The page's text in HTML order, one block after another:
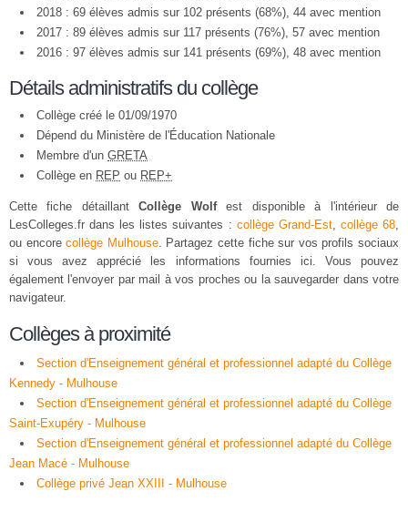
2018 : 69 élèves admis sur 102 présents (68%), 44 avec mention
2017 : 89 élèves admis sur 117 présents (76%), 57 avec mention
2016 : 97 élèves admis sur 141 présents (69%), 48 avec mention
Détails administratifs du collège
Collège créé le 01/09/1970
Dépend du Ministère de l'Éducation Nationale
Membre d'un GRETA
Collège en REP ou REP+
Cette fiche détaillantCollège Wolfest disponible à l'intérieur de
LesColleges.fr dans les listes suivantes : collège Grand-Est, collège 68,
ou encorecollège Mulhouse. Partagez cette fiche sur vos profils sociaux
si vous avez apprécié les informations fournies ici. Vous pouvez
également l'envoyer par mail à vos proches ou la sauvegarder dans votre
navigateur.
Collèges à proximité
Section d'Enseignement général et professionnel adapté du Collège
Kennedy - Mulhouse
Section d'Enseignement général et professionnel adapté du Collège
Saint-Exupéry - Mulhouse
Section d'Enseignement général et professionnel adapté du Collège
Jean Macé - Mulhouse
Collège privé Jean XXIII - Mulhouse